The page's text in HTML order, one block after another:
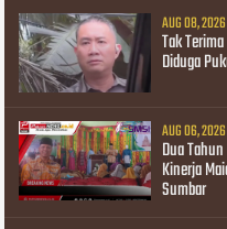
AUG 08, 2026
Tak
Diduga
AUG 06, 2026
Dua
Kinerja
Sumbar